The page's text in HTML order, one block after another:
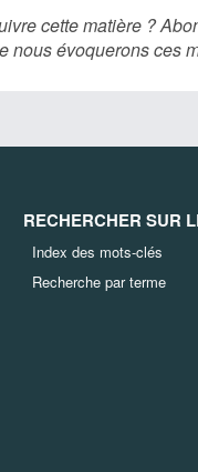
cette matière ?
nous évoquerons ces
RECHERCHER SUR
Index des mots-clés
Recherche par terme